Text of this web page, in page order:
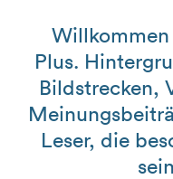
Plus.
Bildstrecken,
Leser, die